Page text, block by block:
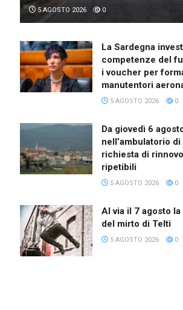
5 AGOSTO 2026 0
La Sardegna
competenze del
i voucher per
manutentori
5 AGOSTO 2026 0
Da giovedì 6
nell’ambulatorio di
richiesta di
ripetibili
5 AGOSTO 2026 0
Al via il 7 agosto la
del mirto di Telti
5 AGOSTO 2026 0